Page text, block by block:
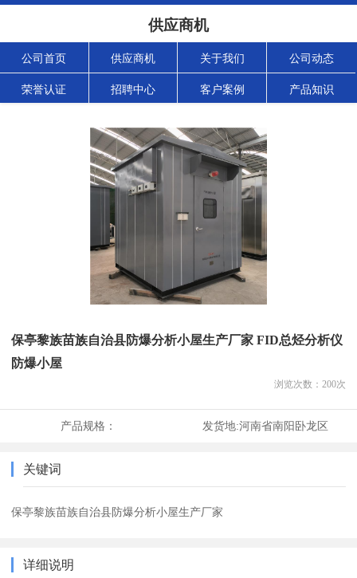
供应商机
公司首页 供应商机 关于我们 公司动态
荣誉认证 招聘中心 客户案例 产品知识
保亭黎族苗族自治县防爆分析小屋生产厂家 FID总烃分析仪
防爆小屋
浏览次数： 200次
产品规格： 发货地:河南省南阳卧龙区
关键词
保亭黎族苗族自治县防爆分析小屋生产厂家
详细说明